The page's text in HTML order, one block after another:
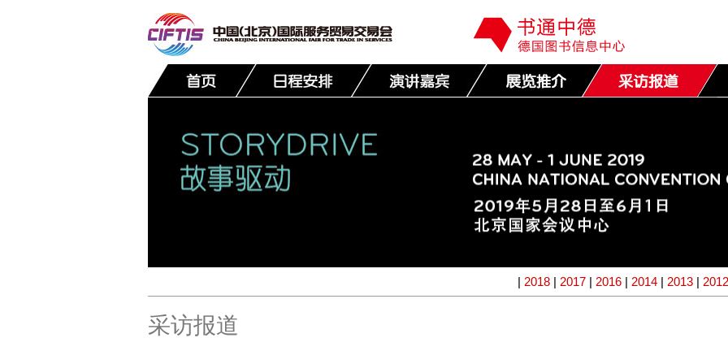
| 2018 | 2017 | 2016 | 2014 | 2013 | 2012
采访报道